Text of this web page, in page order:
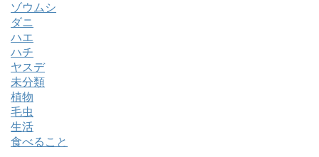
ゾウムシ
ダニ
ハエ
ハチ
ヤスデ
未分類
植物
毛虫
生活
食べること